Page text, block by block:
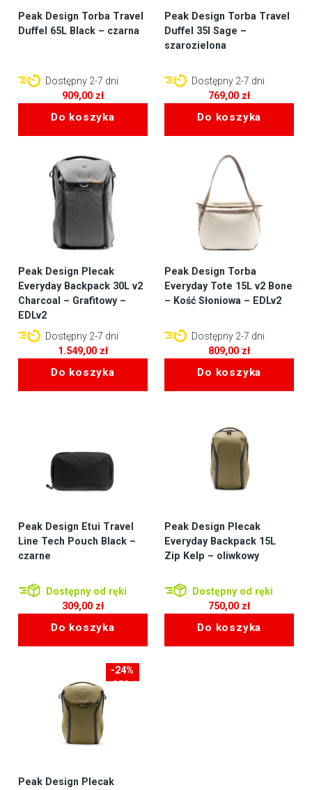
Peak Design Torba Travel
Duffel 65L Black – czarna
Dostępny 2-7 dni
909,00 zł
Do koszyka
Peak Design Torba Travel
Duffel 35l Sage –
szarozielona
Dostępny 2-7 dni
769,00 zł
Do koszyka
Peak Design Plecak
Everyday Backpack 30L v2
Charcoal – Grafitowy –
EDLv2
Dostępny 2-7 dni
1.549,00 zł
Do koszyka
Peak Design Torba
Everyday Tote 15L v2 Bone
– Kość Słoniowa – EDLv2
Dostępny 2-7 dni
809,00 zł
Do koszyka
Peak Design Etui Travel
Line Tech Pouch Black –
czarne
Dostępny od ręki
309,00 zł
Do koszyka
Peak Design Plecak
Everyday Backpack 15L
Zip Kelp – oliwkowy
Dostępny od ręki
750,00 zł
Do koszyka
-24%
-350zł
Peak Design Plecak